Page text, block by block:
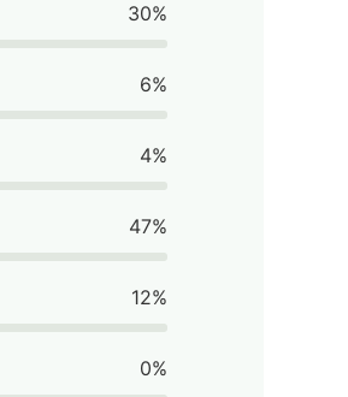
30%
6%
4%
47%
12%
0%